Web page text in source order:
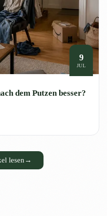
9
JUL
dem Putzen besser?
lesen →